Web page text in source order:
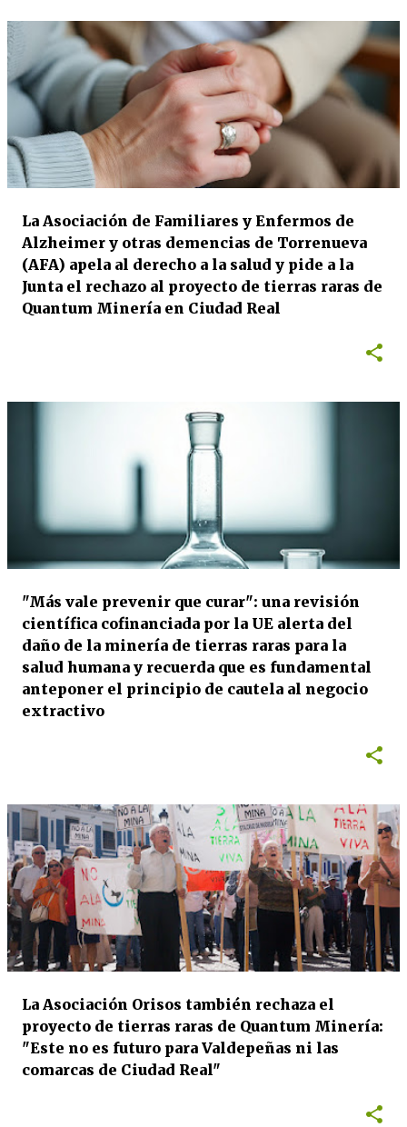
La Asociación de Familiares y Enfermos de
Alzheimer y otras demencias de Torrenueva
(AFA) apela al derecho a la salud y pide a la
Junta el rechazo al proyecto de tierras raras de
Quantum Minería en Ciudad Real
"Más vale prevenir que curar": una revisión
científica cofinanciada por la UE alerta del
daño de la minería de tierras raras para la
salud humana y recuerda que es fundamental
anteponer el principio de cautela al negocio
extractivo
La Asociación Orisos también rechaza el
proyecto de tierras raras de Quantum Minería:
"Este no es futuro para Valdepeñas ni las
comarcas de Ciudad Real"